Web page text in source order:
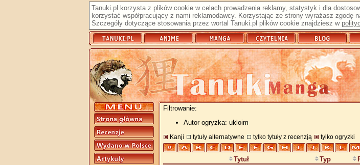
Tanuki.pl korzysta z plików cookie w celach prowadzenia reklamy, statystyk i dla
korzystać współpracujący z nami reklamodawcy. Korzystając ze strony wyrażasz zgodę
Szczegóły dotyczące stosowania przez wortal Tanuki.pl plików cookie znajdziesz w
Filtrowanie:
Autor ogryzka: ukloim
Kanji tytuły alternatywne tylko tytuły z recenzją tylko ogryzki
Tytuł Typ